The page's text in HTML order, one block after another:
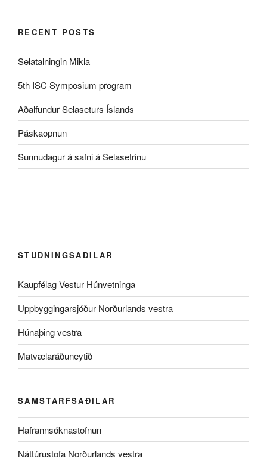
RECENT POSTS
Selatalningin Mikla
5th ISC Symposium program
Aðalfundur Selaseturs Íslands
Páskaopnun
Sunnudagur á safni á Selasetrinu
STUÐNINGSAÐILAR
Kaupfélag Vestur Húnvetninga
Uppbyggingarsjóður Norðurlands vestra
Húnaþing vestra
Matvælaráðuneytið
SAMSTARFSAÐILAR
Hafrannsóknastofnun
Náttúrustofa Norðurlands vestra